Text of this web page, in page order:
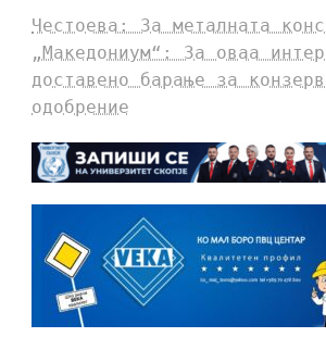
Честоева: За металната
„Македониум“: За оваа
доставено барање за
одобрение